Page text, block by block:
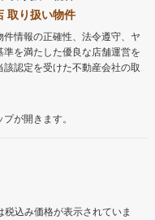
取り扱い物件
情報の正確性、法令遵守、ヤ
を満たした優良な店舗運営を
認定を受けた不動産会社の取
が開きます。
込み価格が表示されていま